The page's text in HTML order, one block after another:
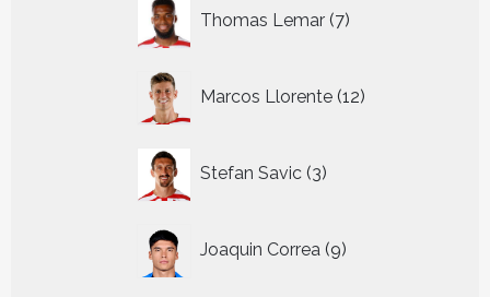
Thomas Lemar 7
producten
Marcos Llorente 12
producten
Stefan Savic 3
producten
Joaquin Correa 9
producten